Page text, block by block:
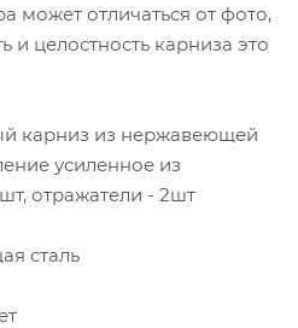
может отличаться от фото,
и целостность карниза это
карниз из нержавеющей
усиленное из
отражатели - 2шт
сталь